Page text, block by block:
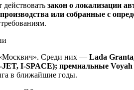
закон о локализации
или собранные с
«Москвич». Среди них — Lada
I-SPACE); премиальные
в ближайшие годы.